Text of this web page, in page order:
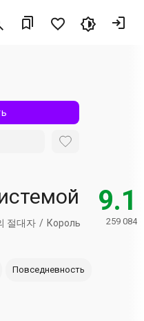
절대자
Король
9.1
259 084
Повседневность